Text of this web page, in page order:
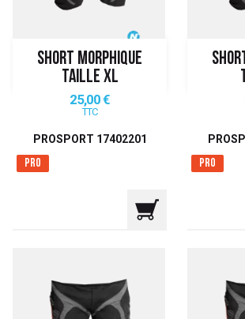
SHORT MORPHIQUE
TAILLE XL
Prix
25,00 €
TTC
PROSPORT 17402201
Pro Pro